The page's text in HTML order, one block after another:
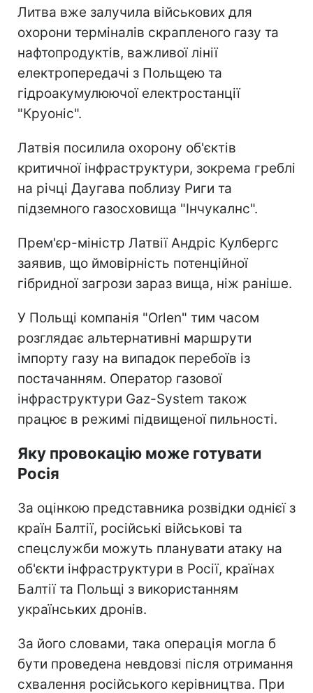
Литва вже залучила військових для
охорони терміналів скрапленого газу та
нафтопродуктів, важливої лінії
електропередачі з Польщею та
гідроакумулюючої електростанції
"Круоніс".
Латвія посилила охорону об'єктів
критичної інфраструктури, зокрема греблі
на річці Даугава поблизу Риги та
підземного газосховища "Інчукалнс".
Прем'єр-міністр Латвії Андріс Кулбергс
заявив, що ймовірність потенційної
гібридної загрози зараз вища, ніж раніше.
У Польщі компанія "Orlen" тим часом
розглядає альтернативні маршрути
імпорту газу на випадок перебоїв із
постачанням. Оператор газової
інфраструктури Gaz-System також
працює в режимі підвищеної пильності.
Яку провокацію може готувати
Росія
За оцінкою представника розвідки однієї з
країн Балтії, російські військові та
спецслужби можуть планувати атаку на
об'єкти інфраструктури в Росії, країнах
Балтії та Польщі з використанням
українських дронів.
За його словами, така операція могла б
бути проведена невдовзі після отримання
схвалення російського керівництва. При